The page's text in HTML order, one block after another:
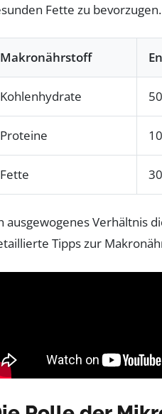
Fette zu bevorzugen.
Makronährstoff
Kohlenhydrate
Proteine
Fette
ausgewogenes Verhältnis
Tipps zur